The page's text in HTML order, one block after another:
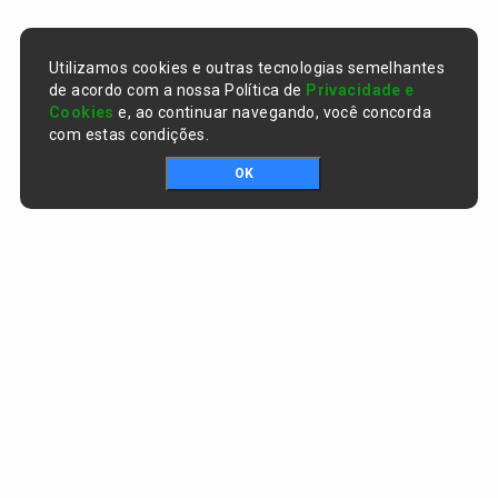
Utilizamos cookies e outras tecnologias semelhantes
de acordo com a nossa Política de Privacidade e
Cookies e, ao continuar navegando, você concorda
com estas condições.
OK